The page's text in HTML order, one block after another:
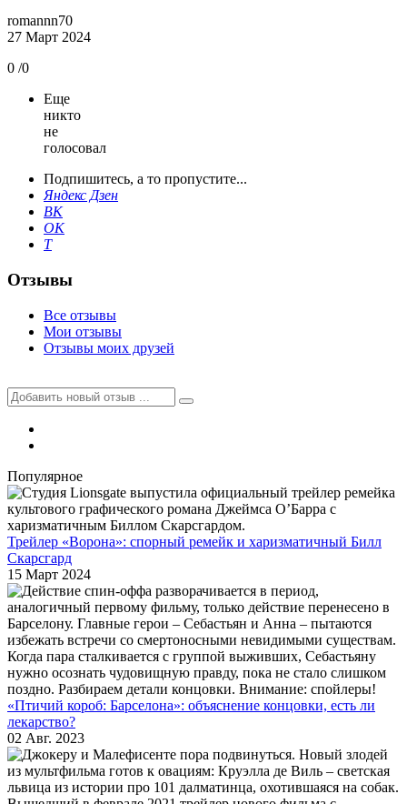
romannn70
27 Март 2024
0 /0
Еще
никто
не
голосовал
Подпишитесь, а то пропустите...
Яндекс Дзен
ВК
ОК
T
Отзывы
Все отзывы
Мои отзывы
Отзывы моих друзей
Популярное
Трейлер «Ворона»: спорный ремейк и харизматичный Билл
Скарсгард
15 Март 2024
«Птичий короб: Барселона»: объяснение концовки, есть ли
лекарство?
02 Авг. 2023